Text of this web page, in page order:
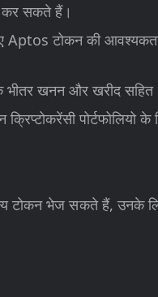
कर सकते हैं।
टोकन की आवश्यकता
खनन और खरीद सहित
पोर्टफोलियो
टोकन भेज सकते हैं, उनके